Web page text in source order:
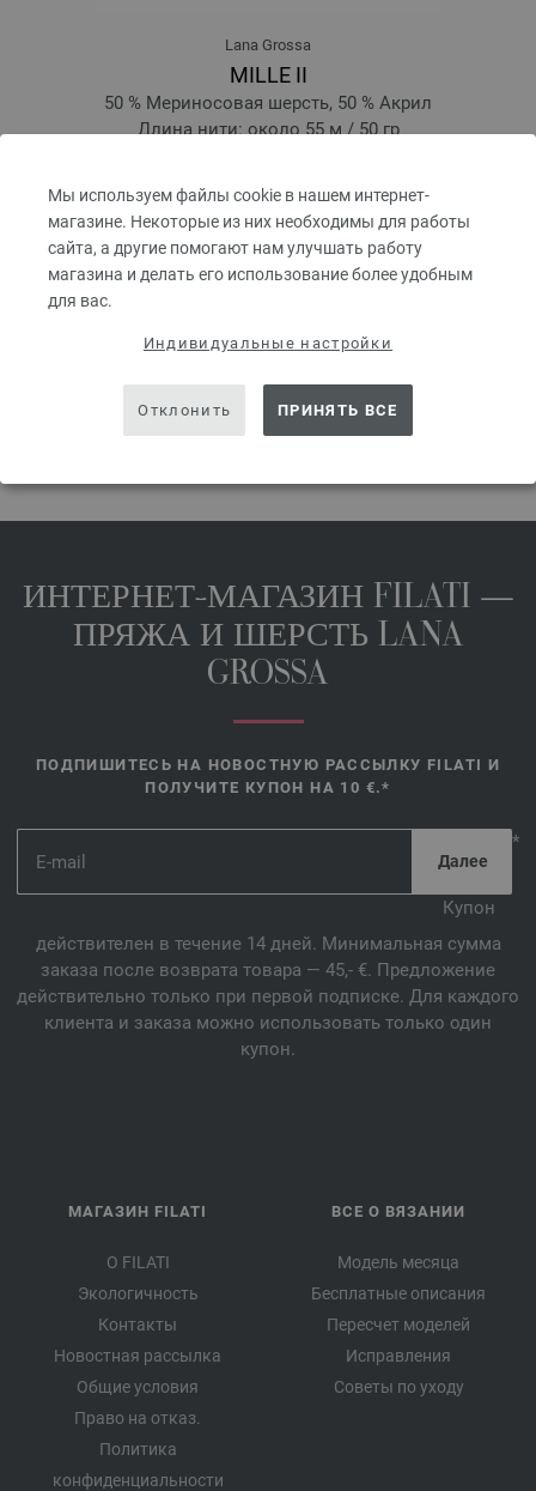
Мы используем файлы cookie в нашем интернет-
магазине. Некоторые из них необходимы для работы
сайта, а другие помогают нам улучшать работу
магазина и делать его использование более удобным
для вас.
Индивидуальные настройки
Отклонить ПРИНЯТЬ ВСЕ
Lana Grossa
MILLE II
50 % Мериносовая шерсть, 50 % Акрил
Длина нити: около 55 м / 50 гр
4,95 $
без НДС, без учета стоимости доставки, Цена за единицу:84,80 € / kg
prev next
ПОДЕЛИТЬСЯ ЭТОЙ СТРАНИЦЕЙ
ИНТЕРНЕТ-МАГАЗИН FILATI —
ПРЯЖА И ШЕРСТЬ LANA
GROSSA
ПОДПИШИТЕСЬ НА НОВОСТНУЮ РАССЫЛКУ FILATI И
ПОЛУЧИТЕ КУПОН НА 10 €.*
*
Купон
действителен в течение 14 дней. Минимальная сумма
заказа после возврата товара — 45,- €. Предложение
действительно только при первой подписке. Для каждого
клиента и заказа можно использовать только один
купон.
МАГАЗИН FILATI
О FILATI
Экологичность
Контакты
Новостная рассылка
Общие условия
Право на отказ.
Политика
конфиденциальности
ВСЕ О ВЯЗАНИИ
Модель месяца
Бесплатные описания
Пересчет моделей
Исправления
Советы по уходу